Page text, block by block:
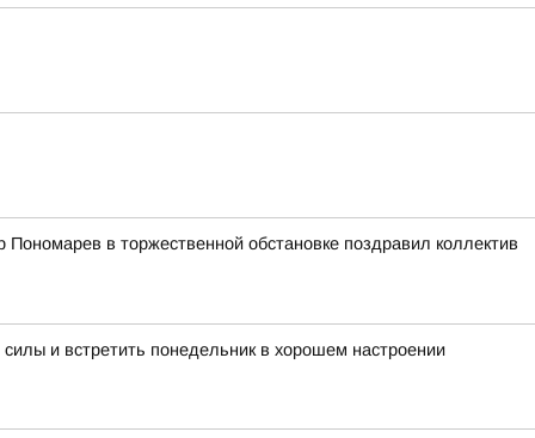
в торжественной обстановке поздравил коллектив
и встретить понедельник в хорошем настроении